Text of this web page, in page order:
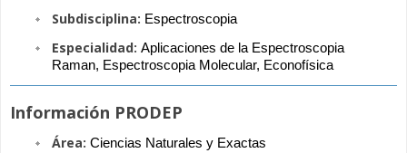
Subdisciplina: Espectroscopia
Especialidad: Aplicaciones de la Espectroscopia
Raman, Espectroscopia Molecular, Econofísica
Información PRODEP
Área: Ciencias Naturales y Exactas